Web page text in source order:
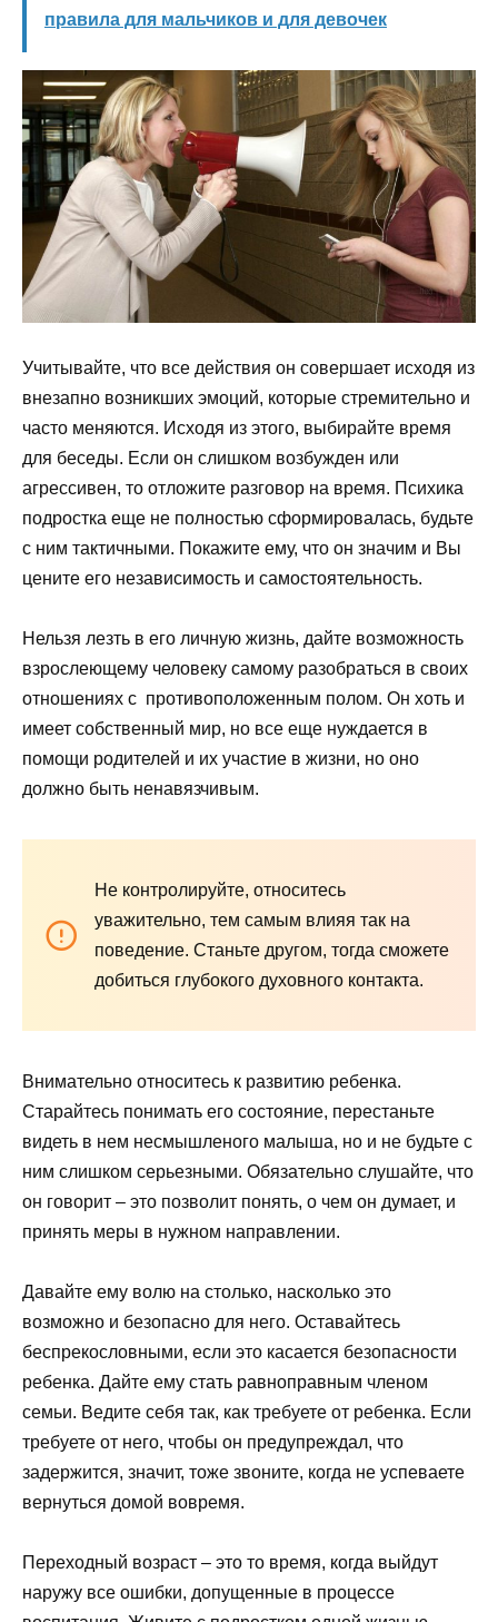
правила для мальчиков и для девочек
Учитывайте, что все действия он совершает исходя из
внезапно возникших эмоций, которые стремительно и
часто меняются. Исходя из этого, выбирайте время
для беседы. Если он слишком возбужден или
агрессивен, то отложите разговор на время. Психика
подростка еще не полностью сформировалась, будьте
с ним тактичными. Покажите ему, что он значим и Вы
цените его независимость и самостоятельность.
Нельзя лезть в его личную жизнь, дайте возможность
взрослеющему человеку самому разобраться в своих
отношениях с противоположенным полом. Он хоть и
имеет собственный мир, но все еще нуждается в
помощи родителей и их участие в жизни, но оно
должно быть ненавязчивым.
Не контролируйте, относитесь
уважительно, тем самым влияя так на
поведение. Станьте другом, тогда сможете
добиться глубокого духовного контакта.
Внимательно относитесь к развитию ребенка.
Старайтесь понимать его состояние, перестаньте
видеть в нем несмышленого малыша, но и не будьте с
ним слишком серьезными. Обязательно слушайте, что
он говорит – это позволит понять, о чем он думает, и
принять меры в нужном направлении.
Давайте ему волю на столько, насколько это
возможно и безопасно для него. Оставайтесь
беспрекословными, если это касается безопасности
ребенка. Дайте ему стать равноправным членом
семьи. Ведите себя так, как требуете от ребенка. Если
требуете от него, чтобы он предупреждал, что
задержится, значит, тоже звоните, когда не успеваете
вернуться домой вовремя.
Переходный возраст – это то время, когда выйдут
наружу все ошибки, допущенные в процессе